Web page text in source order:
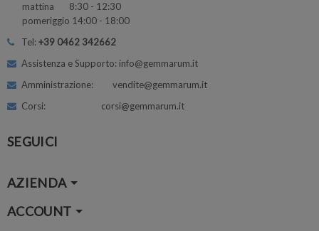
mattina 8:30 - 12:30
pomeriggio 14:00 - 18:00
Tel:+39 0462 342662
Assistenza e Supporto: info@gemmarum.it
Amministrazione: vendite@gemmarum.it
Corsi: corsi@gemmarum.it
SEGUICI
AZIENDA
ACCOUNT